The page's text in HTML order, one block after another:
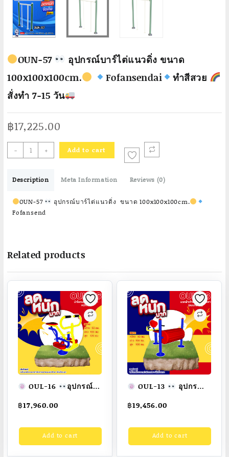
OUN-57
อุปกรณ์บาร์ไต่แนวดิ่ง ขนาด
100x100x100cm.
Fofansendai
ทำสีสวย
สั่งทำ 7-15 วัน
฿17,225.00
-
OUN-
บาร์
ไต่
100x100x100cm.
ทำ
สี
สวย
7-
15
+ Add to cart
Description Meta Information Reviews (0)
OUN-57
อุปกรณ์บาร์ไต่แนวดิ่ง ขนาด 100x100x100cm.
Fofansend
Related products
OUL-16
อุปกรณ์
หน้าท้อง เครื่องออก
กำลังกายกลางแจ้ง
ขนาด
฿17,960.00
Add to cart
OUL-13
อุปกรณ์
กำลังขา(แบบถังกลิ้ง)
เครื่องออกกำลังกาย
กลางแจ้งผู้ใหญ่
฿19,456.00
Add to cart